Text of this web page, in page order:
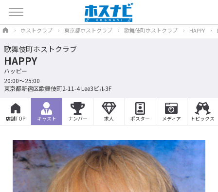
ホストクラブ 東京都ホストクラブ 歌舞伎町ホストクラブ HAPPY
歌舞伎町ホストクラブ
HAPPY
ハッピー
20:00～25:00
東京都新宿区歌舞伎町2-11-4 Lee3ビル3F
店舗TOP キャスト ナンバー 求人 ポスター メディア トピックス